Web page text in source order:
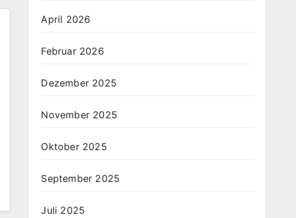
April 2026
Februar 2026
Dezember 2025
November 2025
Oktober 2025
September 2025
Juli 2025